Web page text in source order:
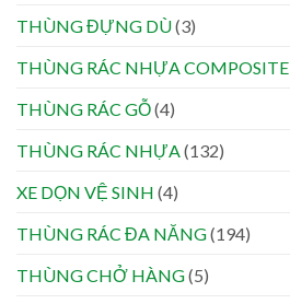
THÙNG ĐỰNG DÙ(3)
THÙNG RÁC NHỰA COMPOSITE
THÙNG RÁC GỖ(4)
THÙNG RÁC NHỰA(132)
XE DỌN VỆ SINH (4)
THÙNG RÁC ĐA NĂNG(194)
THÙNG CHỞ HÀNG(5)